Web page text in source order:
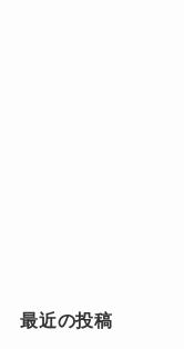
最近の投稿